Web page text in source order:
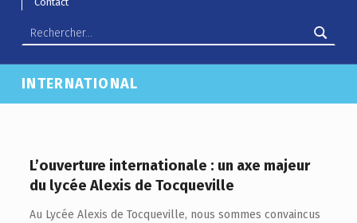
INTERNATIONAL
L’ouverture internationale : un axe majeur
du lycée Alexis de Tocqueville
Au Lycée Alexis de Tocqueville, nous sommes convaincus